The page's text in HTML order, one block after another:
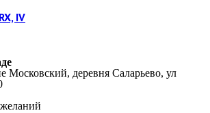
IV
Московский, деревня Саларьево, ул